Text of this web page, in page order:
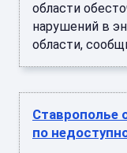
области
нарушений в
области,
Ставрополье
по